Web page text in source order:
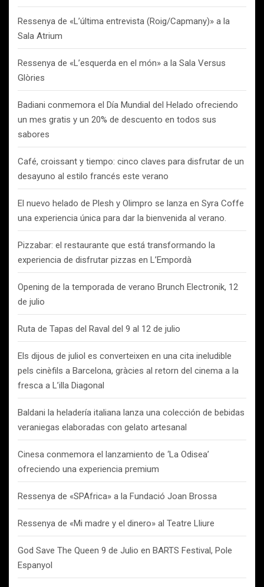
Ressenya de «L’última entrevista (Roig/Capmany)» a la
Sala Atrium
Ressenya de «L’esquerda en el món» a la Sala Versus
Glòries
Badiani conmemora el Día Mundial del Helado ofreciendo
un mes gratis y un 20% de descuento en todos sus
sabores
Café, croissant y tiempo: cinco claves para disfrutar de un
desayuno al estilo francés este verano
El nuevo helado de Plesh y Olimpro se lanza en Syra Coffe
una experiencia única para dar la bienvenida al verano.
Pizzabar: el restaurante que está transformando la
experiencia de disfrutar pizzas en L’Empordà
Opening de la temporada de verano Brunch Electronik, 12
de julio
Ruta de Tapas del Raval del 9 al 12 de julio
Els dijous de juliol es converteixen en una cita ineludible
pels cinèfils a Barcelona, gràcies al retorn del cinema a la
fresca a L’illa Diagonal
Baldani la heladería italiana lanza una colección de bebidas
veraniegas elaboradas con gelato artesanal
Cinesa conmemora el lanzamiento de ‘La Odisea’
ofreciendo una experiencia premium
Ressenya de «SPAfrica» a la Fundació Joan Brossa
Ressenya de «Mi madre y el dinero» al Teatre Lliure
God Save The Queen 9 de Julio en BARTS Festival, Pole
Espanyol